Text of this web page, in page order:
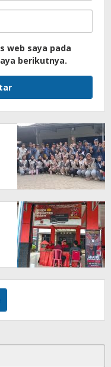
web saya pada
berikutnya.